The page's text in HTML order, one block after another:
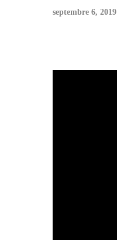
septembre 6, 2019